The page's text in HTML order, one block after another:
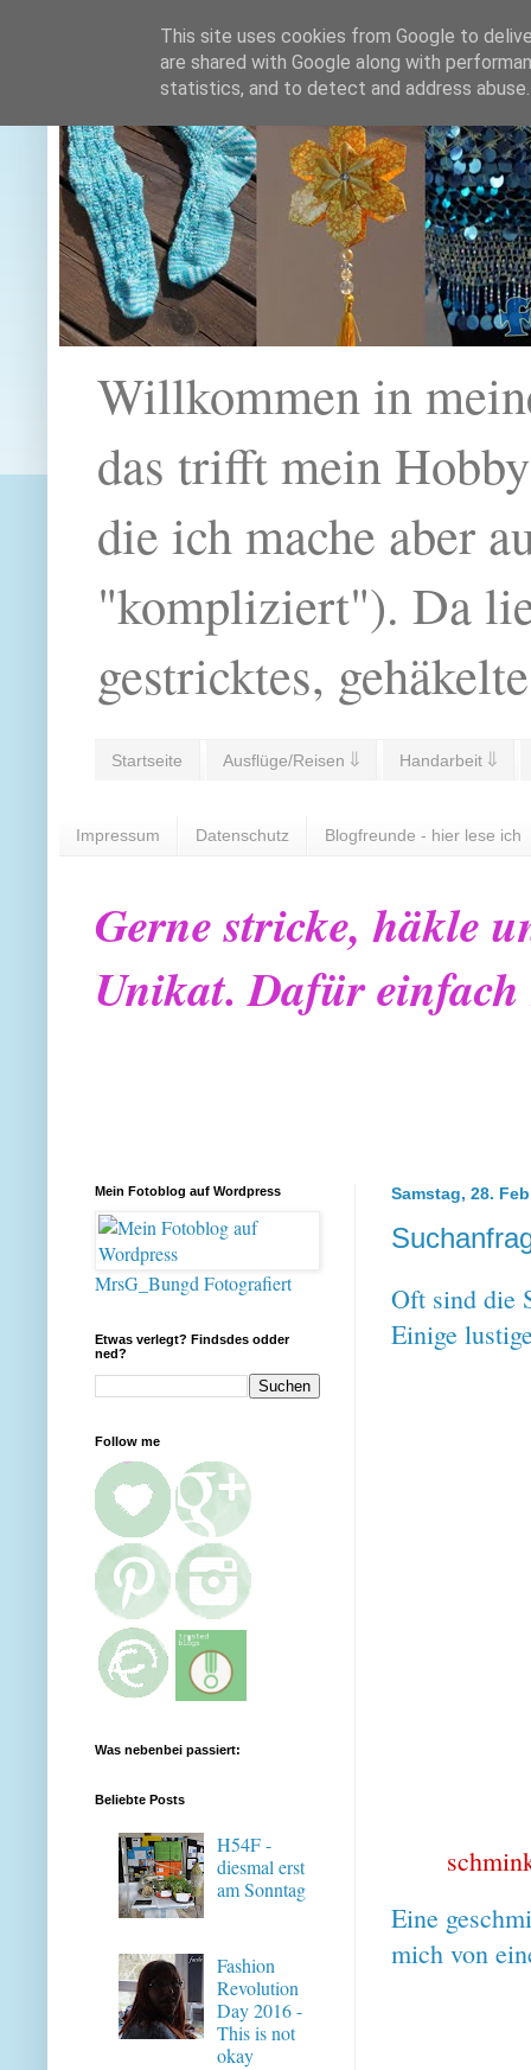
Willkommen in
das trifft mein
die ich mache aber
"kompliziert"). Da
gestricktes,
Startseite Ausflüge/Reisen ⇓ Handarbeit ⇓
Impressum Datenschutz Blogfreunde - hier lese ich
Gerne stricke, häkle
Unikat. Dafür
Samstag, 28.
Oft sind die
Einige
Eine
mich von
Mein Fotoblog auf Wordpress
MrsG_Bungd Fotografiert
Etwas verlegt? Findsdes odder
ned?
Follow me
Was nebenbei passiert:
Beliebte Posts
H54F -
diesmal erst
am Sonntag
Fashion
Revolution
Day 2016 -
This is not
okay
This site uses cookies from Google to
are shared with Google along with
statistics, and to detect and address abuse.